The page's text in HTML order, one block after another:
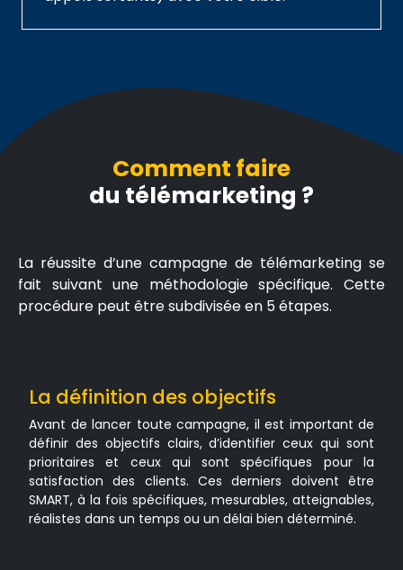
Comment faire
du télémarketing ?
La réussite d’une campagne de télémarketing se
fait suivant une méthodologie spécifique. Cette
procédure peut être subdivisée en 5 étapes.
La définition des objectifs
Avant de lancer toute campagne, il est important de
définir des objectifs clairs, d’identifier ceux qui sont
prioritaires et ceux qui sont spécifiques pour la
satisfaction des clients. Ces derniers doivent être
SMART, à la fois spécifiques, mesurables, atteignables,
réalistes dans un temps ou un délai bien déterminé.